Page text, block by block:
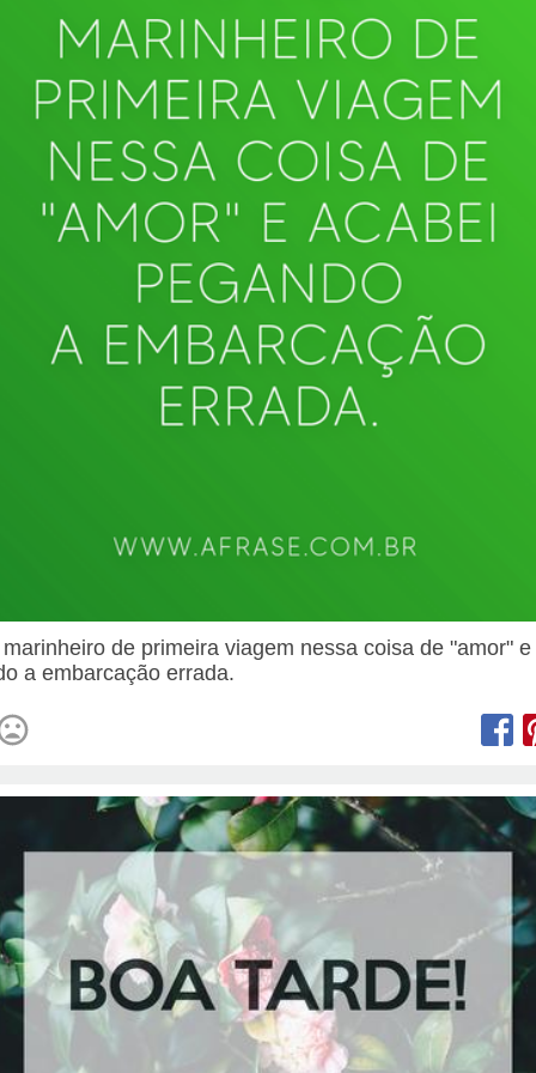
de primeira viagem nessa coisa de "amor"
a embarcação errada.